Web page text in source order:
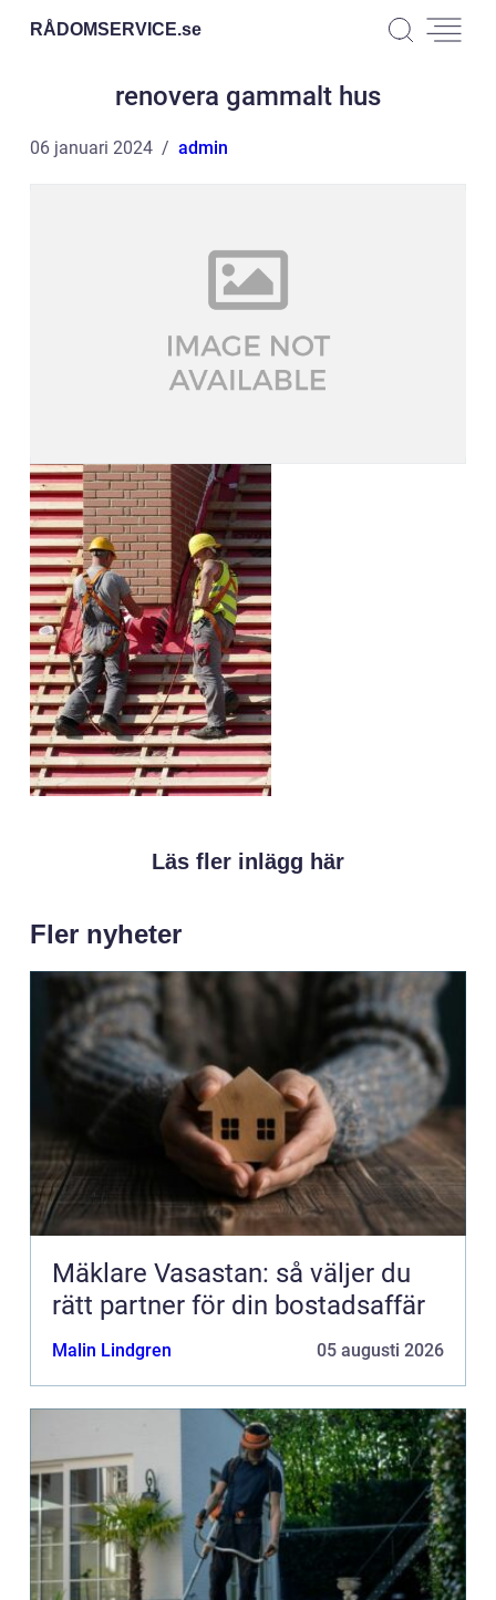
RÅDOMSERVICE.se
renovera gammalt hus
06 januari 2024 admin
Läs fler inlägg här
Fler nyheter
Mäklare Vasastan: så väljer du
rätt partner för din bostadsaffär
Malin Lindgren 05 augusti 2026